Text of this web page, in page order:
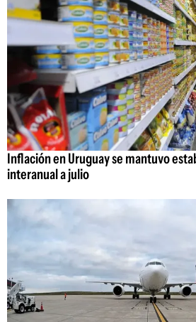
Inflación en Uruguay se mantuvo
interanual a julio